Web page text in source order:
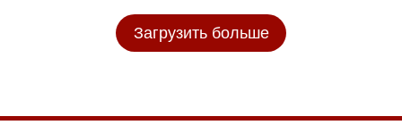
Загрузить больше